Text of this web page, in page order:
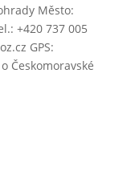
Město:
+420 737 005
GPS:
Českomoravské